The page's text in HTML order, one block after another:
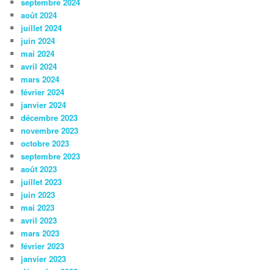
septembre 2024
août 2024
juillet 2024
juin 2024
mai 2024
avril 2024
mars 2024
février 2024
janvier 2024
décembre 2023
novembre 2023
octobre 2023
septembre 2023
août 2023
juillet 2023
juin 2023
mai 2023
avril 2023
mars 2023
février 2023
janvier 2023